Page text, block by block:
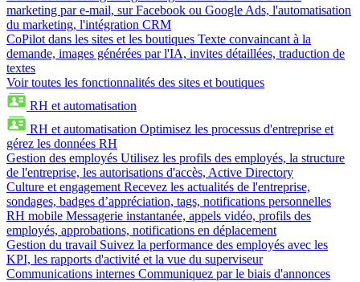
marketing par e-mail, sur Facebook ou Google Ads, l'automatisation
du marketing, l'intégration CRM
CoPilot dans les sites et les boutiques Texte convaincant à la
demande, images générées par l'IA, invites détaillées, traduction de
textes
Voir toutes les fonctionnalités des sites et boutiques
RH et automatisation
RH et automatisation Optimisez les processus d'entreprise et
gérez les données RH
Gestion des employés Utilisez les profils des employés, la structure
de l'entreprise, les autorisations d'accès, Active Directory
Culture et engagement Recevez les actualités de l'entreprise,
sondages, badges d’appréciation, tags, notifications personnelles
RH mobile Messagerie instantanée, appels vidéo, profils des
employés, approbations, notifications en déplacement
Gestion du travail Suivez la performance des employés avec les
KPI, les rapports d'activité et la vue du superviseur
Communications internes Communiquez par le biais d'annonces